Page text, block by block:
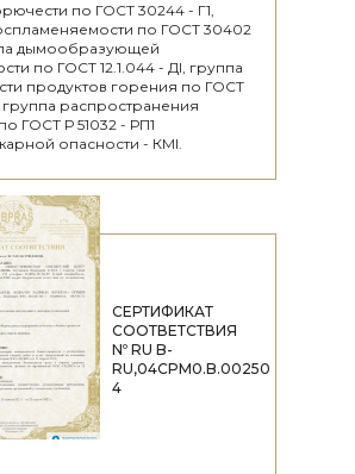
по ГОСТ 30244 - Г1,
по ГОСТ 30402
дымообразующей
по ГОСТ 12.1.044 - ДІ, группа
продуктов горения по ГОСТ
группа распространения
ГОСТ Р 51032 - РП1
опасности - КМІ.
СЕРТИФИКАТ
СООТВЕТСТВИЯ
Nº RU B-
RU,04CPM0.B.00250
4